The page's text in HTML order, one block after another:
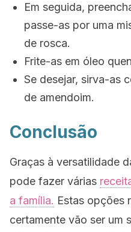
Em seguida,
passe-as por uma
de rosca.
Frite-as em óleo
Se desejar, sirva-as
de amendoim.
Conclusão
Graças à versatilidade
pode fazer várias
a família. Estas opções
certamente vão ser um